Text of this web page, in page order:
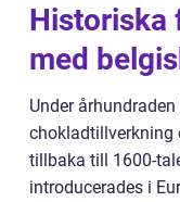
Historiska
med
Under
chokladtillverkning
tillbaka till 1600-
introducerades i